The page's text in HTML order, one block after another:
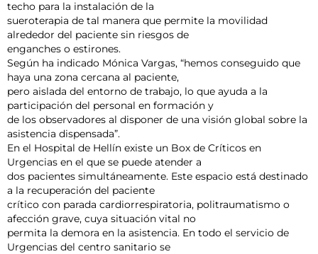
techo para la instalación de la
sueroterapia de tal manera que permite la movilidad
alrededor del paciente sin riesgos de
enganches o estirones.
Según ha indicado Mónica Vargas, “hemos conseguido que
haya una zona cercana al paciente,
pero aislada del entorno de trabajo, lo que ayuda a la
participación del personal en formación y
de los observadores al disponer de una visión global sobre la
asistencia dispensada”.
En el Hospital de Hellín existe un Box de Críticos en
Urgencias en el que se puede atender a
dos pacientes simultáneamente. Este espacio está destinado
a la recuperación del paciente
crítico con parada cardiorrespiratoria, politraumatismo o
afección grave, cuya situación vital no
permita la demora en la asistencia. En todo el servicio de
Urgencias del centro sanitario se